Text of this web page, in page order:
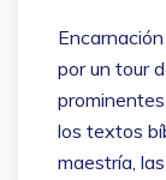
por un tour
los textos
maestría,